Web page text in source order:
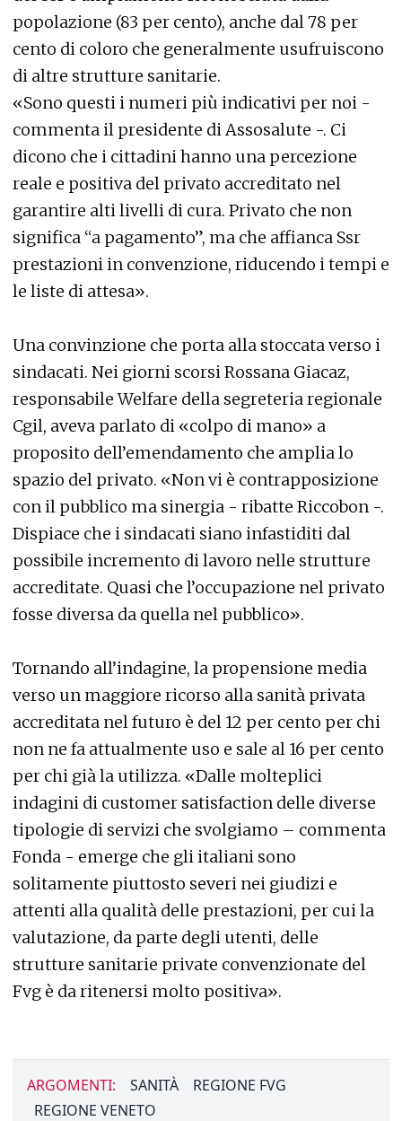
popolazione (83 per cento), anche dal 78 per
cento di coloro che generalmente usufruiscono
di altre strutture sanitarie.
«Sono questi i numeri più indicativi per noi -
commenta il presidente di Assosalute -. Ci
dicono che i cittadini hanno una percezione
reale e positiva del privato accreditato nel
garantire alti livelli di cura. Privato che non
significa “a pagamento”, ma che affianca Ssr
prestazioni in convenzione, riducendo i tempi e
le liste di attesa».
Una convinzione che porta alla stoccata verso i
sindacati. Nei giorni scorsi Rossana Giacaz,
responsabile Welfare della segreteria regionale
Cgil, aveva parlato di «colpo di mano» a
proposito dell’emendamento che amplia lo
spazio del privato. «Non vi è contrapposizione
con il pubblico ma sinergia - ribatte Riccobon -.
Dispiace che i sindacati siano infastiditi dal
possibile incremento di lavoro nelle strutture
accreditate. Quasi che l’occupazione nel privato
fosse diversa da quella nel pubblico».
Tornando all’indagine, la propensione media
verso un maggiore ricorso alla sanità privata
accreditata nel futuro è del 12 per cento per chi
non ne fa attualmente uso e sale al 16 per cento
per chi già la utilizza. «Dalle molteplici
indagini di customer satisfaction delle diverse
tipologie di servizi che svolgiamo – commenta
Fonda - emerge che gli italiani sono
solitamente piuttosto severi nei giudizi e
attenti alla qualità delle prestazioni, per cui la
valutazione, da parte degli utenti, delle
strutture sanitarie private convenzionate del
Fvg è da ritenersi molto positiva».
ARGOMENTI: SANITÀ
REGIONE FVG
REGIONE VENETO